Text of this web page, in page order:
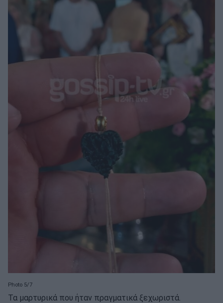
Photo 5/7
Τα μαρτυρικά που ήταν πραγματικά ξεχωριστά.